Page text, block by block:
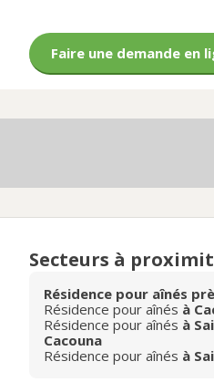
Faire une demande en
Secteurs à
Résidence pour aînés
Résidence pour aînés à
Résidence pour aînés à
Cacouna
Résidence pour aînés à